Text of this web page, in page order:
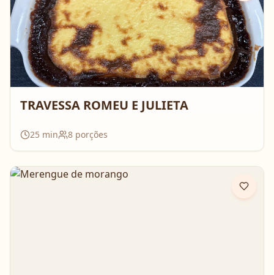
TRAVESSA ROMEU E JULIETA
25 min 8 porções